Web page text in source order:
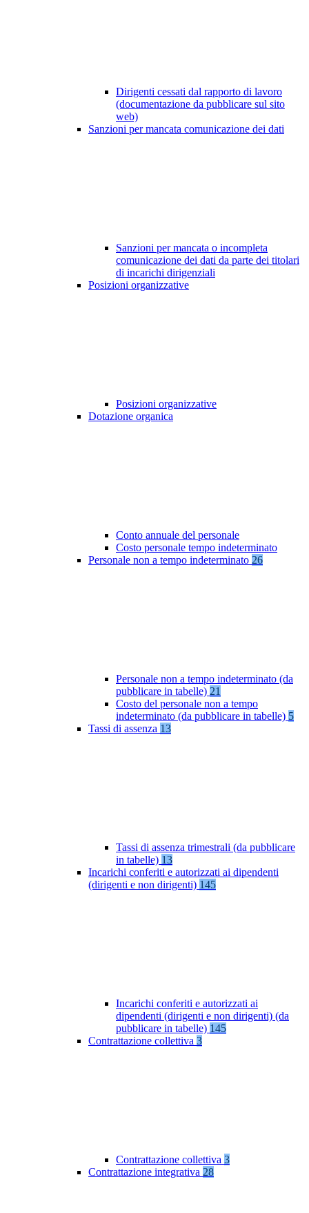
Dirigenti cessati dal rapporto di lavoro
(documentazione da pubblicare sul sito
web)
Sanzioni per mancata comunicazione dei dati
Sanzioni per mancata o incompleta
comunicazione dei dati da parte dei titolari
di incarichi dirigenziali
Posizioni organizzative
Posizioni organizzative
Dotazione organica
Conto annuale del personale
Costo personale tempo indeterminato
Personale non a tempo indeterminato 26
Personale non a tempo indeterminato (da
pubblicare in tabelle) 21
Costo del personale non a tempo
indeterminato (da pubblicare in tabelle) 5
Tassi di assenza 13
Tassi di assenza trimestrali (da pubblicare
in tabelle) 13
Incarichi conferiti e autorizzati ai dipendenti
(dirigenti e non dirigenti) 145
Incarichi conferiti e autorizzati ai
dipendenti (dirigenti e non dirigenti) (da
pubblicare in tabelle) 145
Contrattazione collettiva 3
Contrattazione collettiva 3
Contrattazione integrativa 28